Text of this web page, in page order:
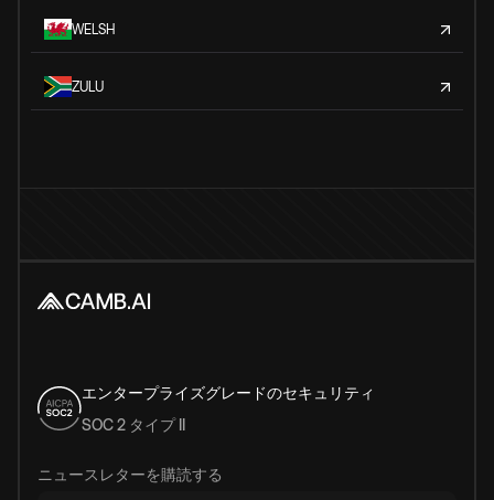
WELSH
ZULU
エンタープライズグレードのセキュリティ
SOC 2 タイプ II
ニュースレターを購読する